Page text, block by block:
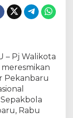
– Pj Walikota
Pekanbaru
Rabu